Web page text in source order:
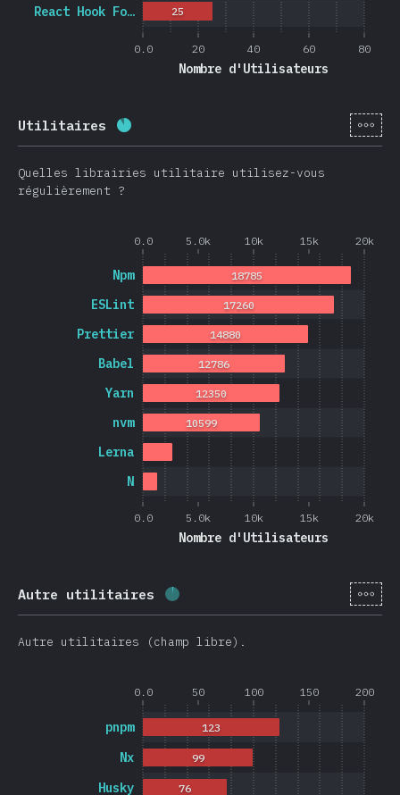
0.0 20 40 60 80
Nombre d'Utilisateurs
React Hook Fo… 25
Utilitaires Progression: [fr-
Quelles librairies utilitaire utilisez-vous
régulièrement ?
0.0 5.0k 10k 15k 20k
0.0 5.0k 10k 15k 20k
Nombre d'Utilisateurs
N
Lerna
nvm
Yarn
Babel
Prettier
ESLint
Npm
10599
12350
12786
14880
17260
18785
Autre utilitaires Progression: [fr-
Autre utilitaires (champ libre).
0.0 50 100 150 200
Husky
Nx
pnpm
76
99
123